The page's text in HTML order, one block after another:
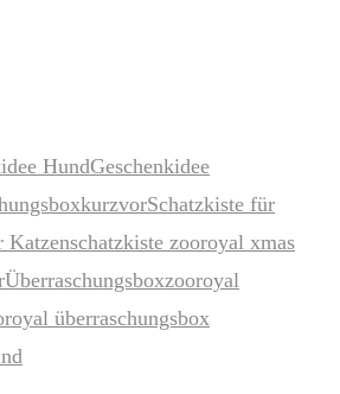
HundGeschenkidee
kurzvorSchatzkiste für
Katzenschatzkiste zooroyal xmas
Überraschungsboxzooroyal
überraschungsbox